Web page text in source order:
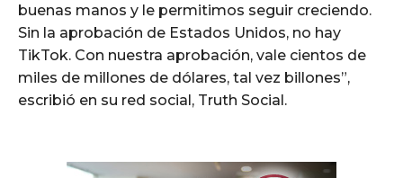
buenas manos y le permitimos seguir creciendo.
Sin la aprobación de Estados Unidos, no hay
TikTok. Con nuestra aprobación, vale cientos de
miles de millones de dólares, tal vez billones”,
escribió en su red social, Truth Social.